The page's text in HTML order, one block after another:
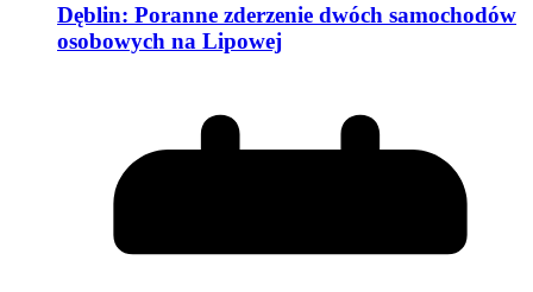
Dęblin: Poranne zderzenie dwóch samochodów
osobowych na Lipowej